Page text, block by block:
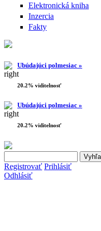
Elektronická kniha
Inzercia
Fakty
Ubúdajúci polmesiac »
20.2% viditelnosť
Ubúdajúci polmesiac »
20.2% viditelnosť
Vyhľadávanie
Registrovať Prihlásiť
Odhlásiť